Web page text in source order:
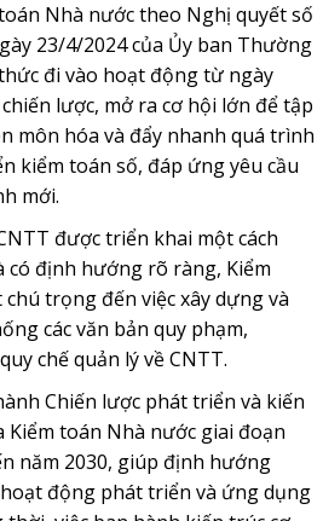
Nhà nước theo Nghị quyết số
23/4/2024 của Ủy ban Thường
đi vào hoạt động từ ngày
lược, mở ra cơ hội lớn để tập
môn hóa và đẩy nhanh quá trình
kiểm toán số, đáp ứng yêu cầu
mới.
được triển khai một cách
định hướng rõ ràng, Kiểm
trọng đến việc xây dựng và
các văn bản quy phạm,
chế quản lý về CNTT.
Chiến lược phát triển và kiến
toán Nhà nước giai đoạn
năm 2030, giúp định hướng
động phát triển và ứng dụng